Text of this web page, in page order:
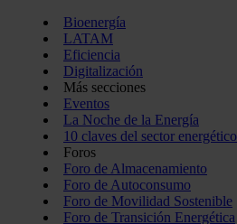
Bioenergía
LATAM
Eficiencia
Digitalización
Más secciones
Eventos
La Noche de la Energía
10 claves del sector energético
Foros
Foro de Almacenamiento
Foro de Autoconsumo
Foro de Movilidad Sostenible
Foro de Transición Energética